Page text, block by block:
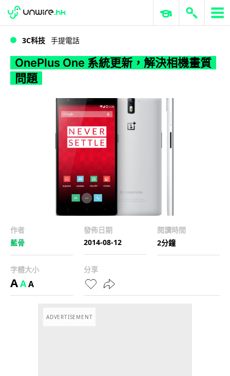
OnePlus One 系統更新，解決相機畫質問題
WWDC 2026 ERP 與商業 AI
3C科技 手提電話
OnePlus One 系統更新，解決相機畫質
問題
作者
藍骨
發佈日期
2014-08-12
閱讀時間
2分鐘
字體大小
AAA
分享
ADVERTISEMENT